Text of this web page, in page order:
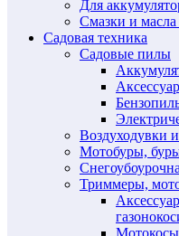
Для
Смазки и
Садовая техника
Садовые пилы
Воздуходувки
Мотобуры,
Триммеры,
Мотокосы